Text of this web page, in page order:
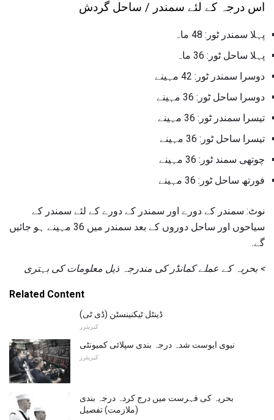
اس درجہ کے لئے سمندر / ساحل گردش
پہلا سمندر ٹور: 48 ماہ
پہلا ساحل ٹور: 36 ماہ
دوسرا سمندر ٹور: 42 مہینے
دوسرا ساحل ٹور: 36 مہینے
تیسرا سمندر ٹور: 36 مہینے
تیسرا ساحل ٹور: 36 مہینے
چوتھی سمند ٹور: 36 مہینے
فورتھ ساحل ٹور: 36 مہینے
نوٹ: سمندر کے دورے اور سمندر کے دورے کے لئے سمندر کے
سیاحوں اور ساحل دوروں کے بعد سمندر میں 36 مہینے ہو جائیں
گے.
> بحریہ کے عملے کمانڈر کی مندرجہ ذیل معلومات کی بہتری
Related Content
ڈینٹل ٹیکنینسٹن (ڈی ٹی)
کیریئرز
نیوی ایوست شدہ درجہ بندی سپلائی کمیونٹی
کیریئرز
بحریہ کی فہرست میں درج کردہ درجہ بندی
(ملازمت) تفصیل